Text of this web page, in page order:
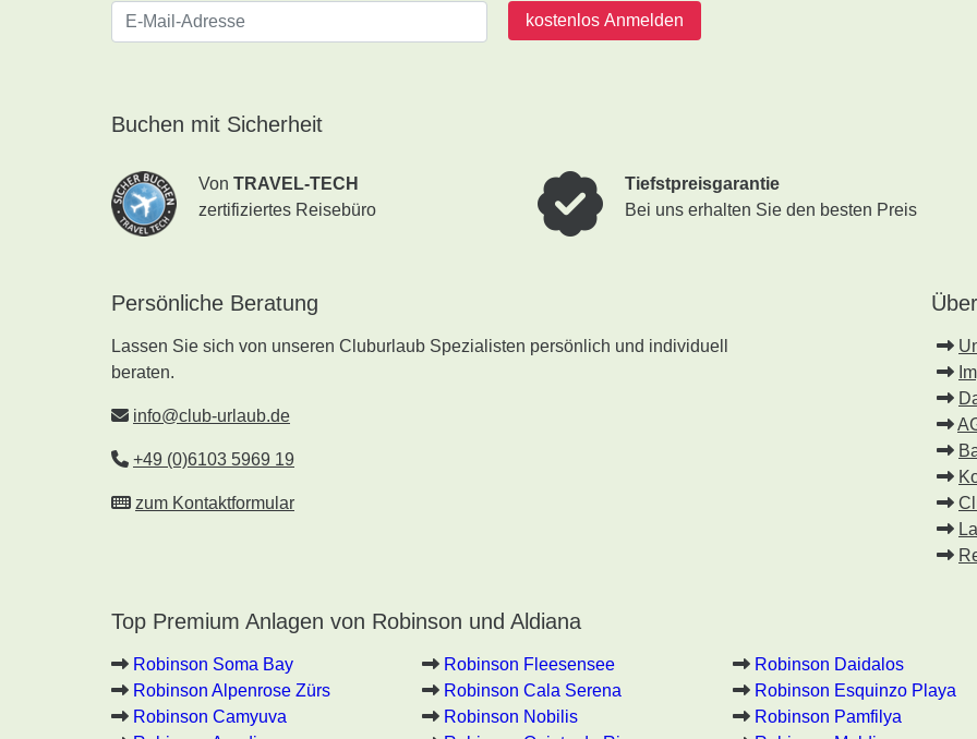
kostenlos Anmelden
Buchen mit Sicherheit
Von TRAVEL-TECH
zertifiziertes Reisebüro
Tiefstpreisgarantie
Bei uns erhalten Sie den besten Preis
Persönliche Beratung
Lassen Sie sich von unseren Cluburlaub Spezialisten persönlich und individuell
beraten.
info@club-urlaub.de
+49 (0)6103 5969 19
zum Kontaktformular
Top Premium Anlagen von Robinson und Aldiana
Robinson Soma Bay Robinson Fleesensee Robinson Daidalos
Robinson Alpenrose Zürs
Robinson Cala Serena Robinson Esquinzo Playa
Robinson Camyuva
Robinson Nobilis Robinson Pamfilya